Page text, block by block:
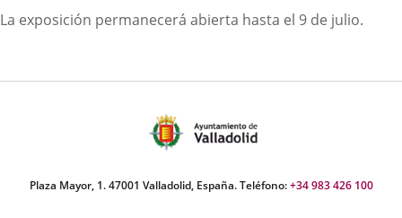
La exposición permanecerá abierta hasta el 9 de julio.
Plaza Mayor, 1. 47001 Valladolid, España. Teléfono:+34 983 426 100